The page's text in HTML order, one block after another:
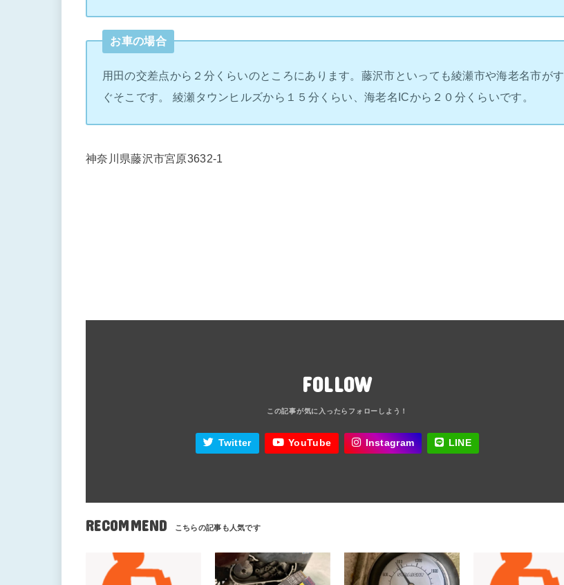
お車の場合
用田の交差点から２分くらいのところにあります。藤沢市といっても綾瀬市や海老名市がす
ぐそこです。 綾瀬タウンヒルズから１５分くらい、海老名ICから２０分くらいです。
神奈川県藤沢市宮原3632-1
FOLLOW
Twitter YouTube Instagram LINE
RECOMMEND